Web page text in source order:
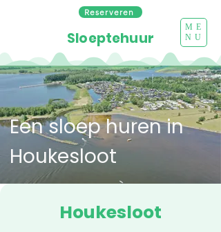
Reserveren
ME
NU
Sloeptehuur
Een sloep huren in
Houkesloot
Houkesloot